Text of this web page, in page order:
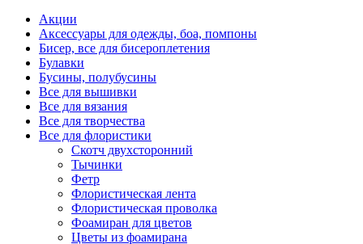
Акции
Аксессуары для одежды, боа, помпоны
Бисер, все для бисероплетения
Булавки
Бусины, полубусины
Все для вышивки
Все для вязания
Все для творчества
Все для флористики
Скотч двухсторонний
Тычинки
Фетр
Флористическая лента
Флористическая проволка
Фоамиран для цветов
Цветы из фоамирана